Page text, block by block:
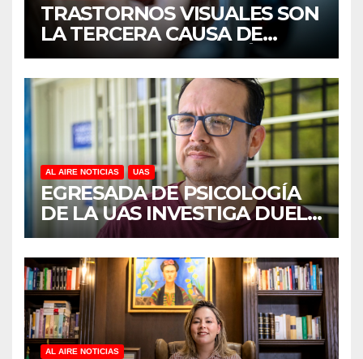
TRASTORNOS VISUALES SON
LA TERCERA CAUSA DE
DISCAPACIDAD EN MÉXICO,
REVELA ESTUDIO DEL
CIDOCS DE LA UAS
AL AIRE NOTICIAS UAS
EGRESADA DE PSICOLOGÍA
DE LA UAS INVESTIGA DUELO
ANTICIPADO Y SOBRECARGA
EN CUIDADORES DE
ADULTOS MAYORES
AL AIRE NOTICIAS